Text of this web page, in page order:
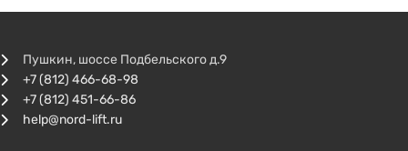
Пушкин, шоссе Подбельского д.9
+7 (812) 466-68-98
+7 (812) 451-66-86
help@nord-lift.ru